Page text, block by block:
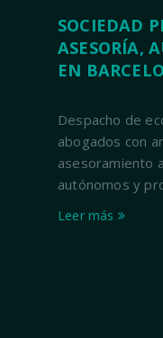
SOCIEDAD
ASESORÍA,
EN
Despacho de
abogados con
asesoramiento
autónomos y
Leer más